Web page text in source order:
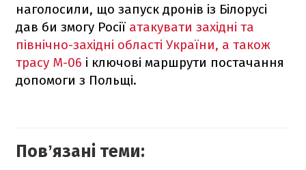
наголосили, що запуск дронів із Білорусі
дав би змогу Росії атакувати західні та
північно-західні області України, а також
трасу М-06 і ключові маршрути постачання
допомоги з Польщі.
Повʼязані теми: